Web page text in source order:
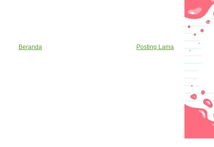
Posting Lama
Beranda